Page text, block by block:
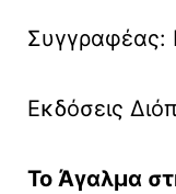
Συγγραφέας:
Εκδόσεις
Το Άγαλμα